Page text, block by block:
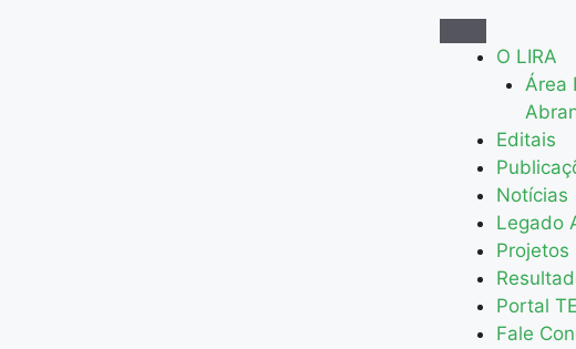
O LIRA
Área
Editais
Notícias
Legado
Projetos
Portal
Fale